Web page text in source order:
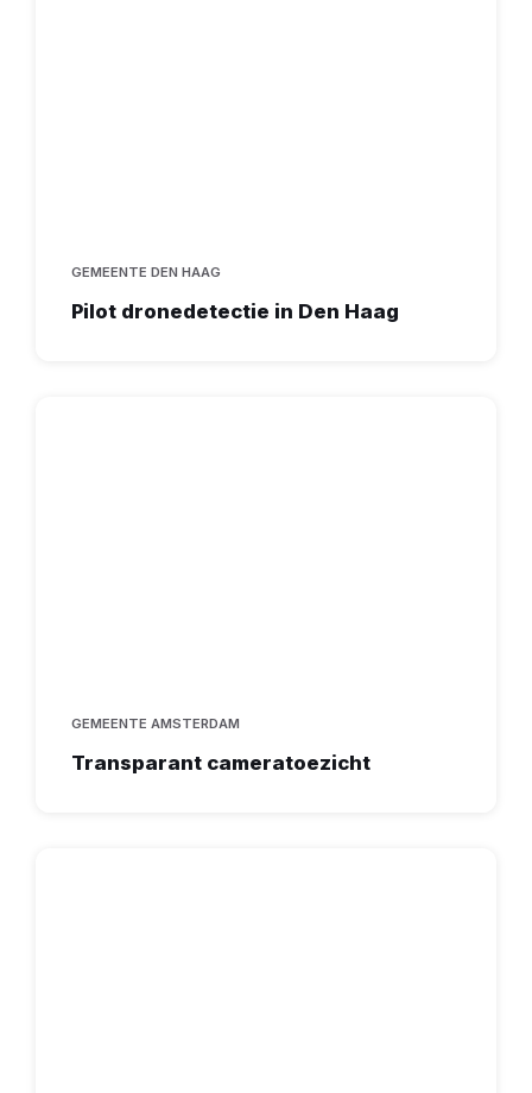
GEMEENTE DEN HAAG
Pilot dronedetectie in Den Haag
GEMEENTE AMSTERDAM
Transparant cameratoezicht